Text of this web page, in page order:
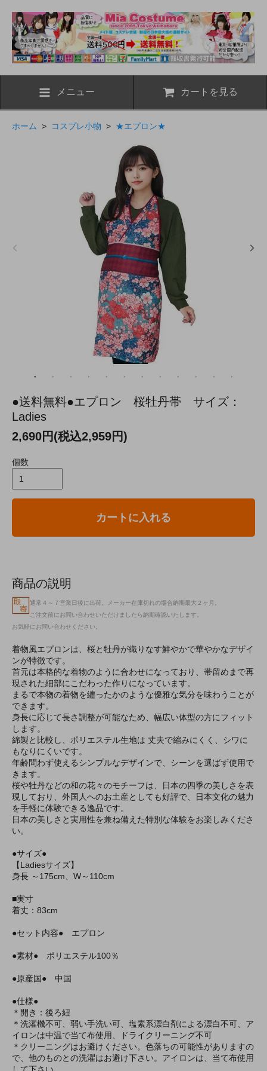
メニュー カートを見る
ホーム > コスプレ小物 > ★エプロン★
●送料無料●エプロン 桜牡丹帯 サイズ：
Ladies
2,690円(税込2,959円)
個数
カートに入れる
商品の説明
通常４～７営業日後に出荷。メーカー在庫切れの場合納期最大２ヶ月。
ご注文前にお問い合わせいただけましたら納期確認いたします。
お気軽にお問い合わせください。
着物風エプロンは、桜と牡丹が織りなす鮮やかで華やかなデザイ
ンが特徴です。
首元は本格的な着物のように合わせになっており、帯留めまで再
現された細部にこだわった作りになっています。
まるで本物の着物を纏ったかのような優雅な気分を味わうことが
できます。
身長に応じて長さ調整が可能なため、幅広い体型の方にフィット
します。
綿製と比較し、ポリエステル生地は 丈夫で縮みにくく、シワに
もなりにくいです。
年齢問わず使えるシンプルなデザインで、シーンを選ばず使用で
きます。
桜や牡丹などの和の花々のモチーフは、日本の四季の美しさを表
現しており、外国人へのお土産としても好評で、日本文化の魅力
を手軽に体験できる逸品です。
日本の美しさと実用性を兼ね備えた特別な体験をお楽しみくださ
い。
●サイズ●
【Ladiesサイズ】
身長 ～175cm、W～110cm
■実寸
着丈：83cm
●セット内容● エプロン
●素材● ポリエステル100％
●原産国● 中国
●仕様●
＊開き：後ろ紐
＊洗濯機不可、弱い手洗い可、塩素系漂白剤による漂白不可、ア
イロンは中温で当て布使用、ドライクリーニング不可
＊クリーニングはお避けください。色落ちの可能性がありますの
で、他のものとの洗濯はお避け下さい。アイロンは、当て布使用